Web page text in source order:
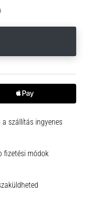
szállítás ingyenes
fizetési módok